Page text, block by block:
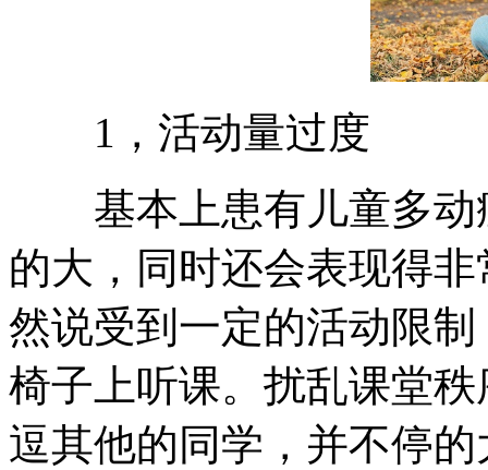
1，活动量过度
基本上患有儿童多动
的大，同时还会表现得
然说受到一定的活动限
椅子上听课。扰乱课堂
逗其他的同学，并不停